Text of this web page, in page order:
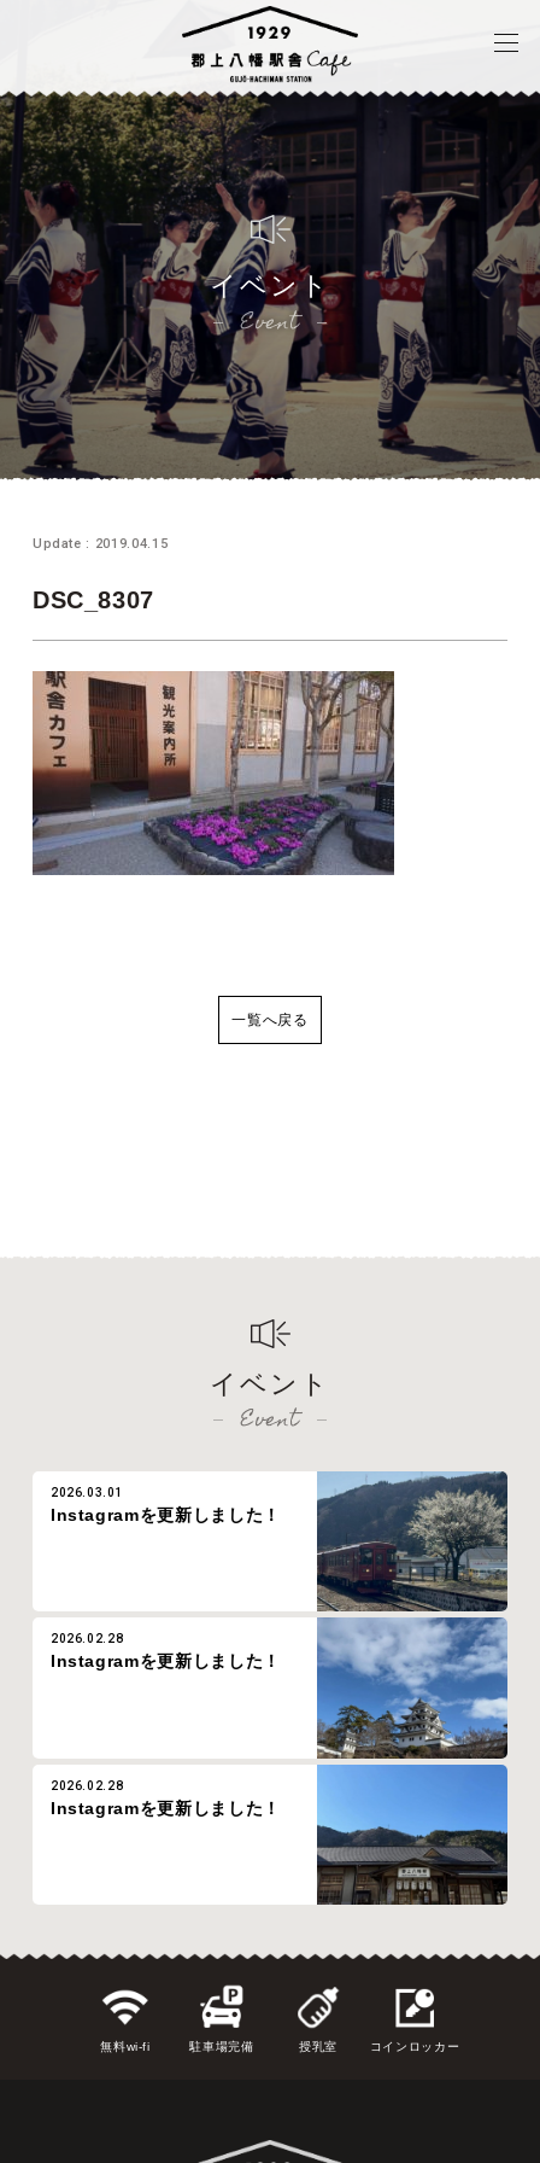
イベント
Event
Update : 2019.04.15
DSC_8307
一覧へ戻る
イベント
Event
2026.03.01
Instagramを更新しました！
2026.02.28
Instagramを更新しました！
2026.02.28
Instagramを更新しました！
無料wi-fi 駐車場完備 授乳室 コインロッカー